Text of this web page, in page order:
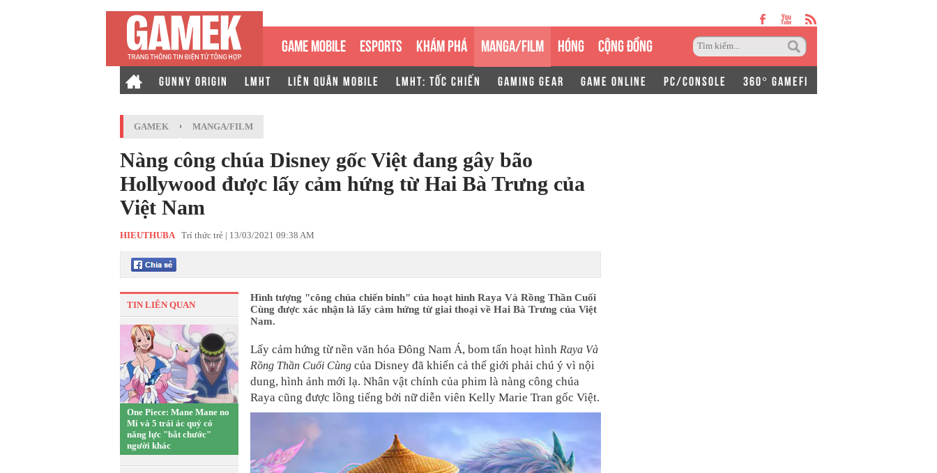
GAME MOBILE ESPORTS KHÁM PHÁ MANGA/FILM HÓNG CỘNG ĐỒNG
GUNNY ORIGIN LMHT LIÊN QUÂN MOBILE LMHT: TỐC CHIẾN GAMING GEAR GAME ONLINE PC/CONSOLE 360° GAMEFI
GAMEK › MANGA/FILM
Nàng công chúa Disney gốc Việt đang gây bão
Hollywood được lấy cảm hứng từ Hai Bà Trưng của
Việt Nam
HIEUTHUBATrí thức trẻ | 13/03/2021 09:38 AM
TIN LIÊN QUAN
One Piece: Mane Mane no
Mi và 5 trái ác quỷ có
năng lực "bắt chước"
người khác
Hình tượng "công chúa chiến binh" của hoạt hình Raya Và Rồng Thần Cuối
Cùng được xác nhận là lấy cảm hứng từ giai thoại về Hai Bà Trưng của Việt
Nam.
Lấy cảm hứng từ nền văn hóa Đông Nam Á, bom tấn hoạt hình Raya Và
Rồng Thần Cuối Cùng của Disney đã khiến cả thế giới phải chú ý vì nội
dung, hình ảnh mới lạ. Nhân vật chính của phim là nàng công chúa
Raya cũng được lồng tiếng bởi nữ diễn viên Kelly Marie Tran gốc Việt.